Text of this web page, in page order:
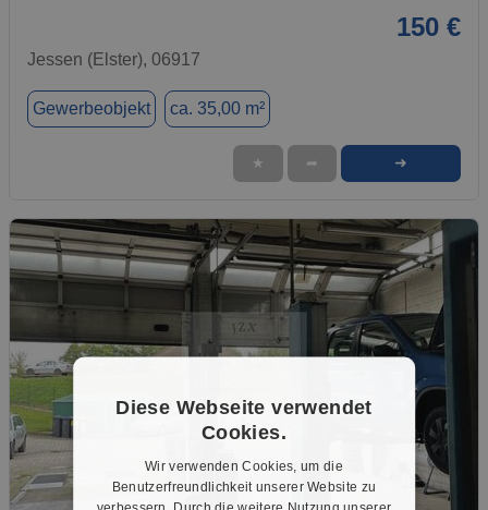
150 €
Jessen (Elster), 06917
Gewerbeobjekt ca. 35,00 m²
★ ➦ ➜
Diese Webseite verwendet
Cookies.
Wir verwenden Cookies, um die
Benutzerfreundlichkeit unserer Website zu
verbessern. Durch die weitere Nutzung unserer